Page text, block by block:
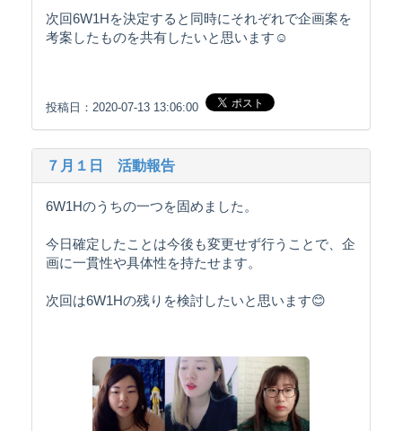
次回6W1Hを決定すると同時にそれぞれで企画案を
考案したものを共有したいと思います☺️
投稿日：2020-07-13 13:06:00
７月１日 活動報告
6W1Hのうちの一つを固めました。
今日確定したことは今後も変更せず行うことで、企
画に一貫性や具体性を持たせます。
次回は6W1Hの残りを検討したいと思います😊